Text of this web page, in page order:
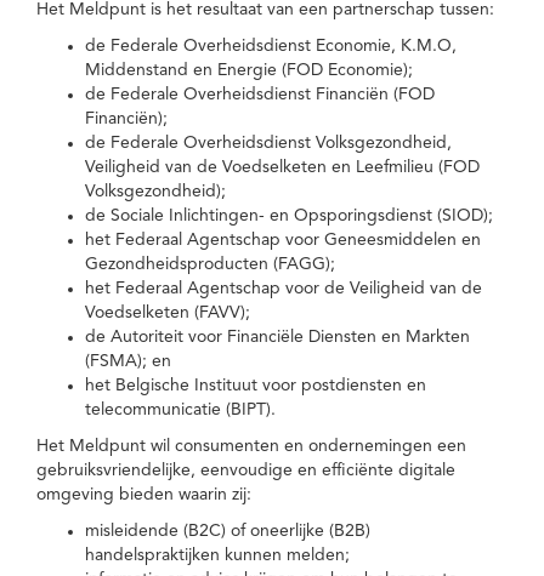
Het Meldpunt is het resultaat van een partnerschap tussen:
de Federale Overheidsdienst Economie, K.M.O,
Middenstand en Energie (FOD Economie);
de Federale Overheidsdienst Financiën (FOD
Financiën);
de Federale Overheidsdienst Volksgezondheid,
Veiligheid van de Voedselketen en Leefmilieu (FOD
Volksgezondheid);
de Sociale Inlichtingen- en Opsporingsdienst (SIOD);
het Federaal Agentschap voor Geneesmiddelen en
Gezondheidsproducten (FAGG);
het Federaal Agentschap voor de Veiligheid van de
Voedselketen (FAVV);
de Autoriteit voor Financiële Diensten en Markten
(FSMA); en
het Belgische Instituut voor postdiensten en
telecommunicatie (BIPT).
Het Meldpunt wil consumenten en ondernemingen een
gebruiksvriendelijke, eenvoudige en efficiënte digitale
omgeving bieden waarin zij:
misleidende (B2C) of oneerlijke (B2B)
handelspraktijken kunnen melden;